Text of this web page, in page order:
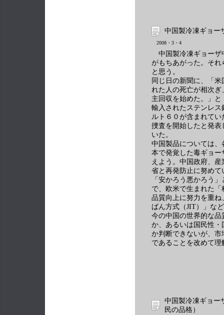
中国製冷凍ギョ
2008・3・4
中国製冷凍ギョーザ
がもちあがった。そ
と思う。
同じ日の新聞に、「
れた人の死亡が相次
主回収を始めた。」
輸入されたステンレ
ルト６０が含まれて
捜査を開始したと発
いた。
中国製品については
本で発覚した毒ギョ
えよう。中国政府、
省と再発防止に努め
「安かろう悪かろう
で、欧米で生まれた
品質向上に努力を重
ばん方式（JIT）」な
今の中国の世界的な
か、あるいは国民性
か判断できないが、
であることを改めて理
中国製冷凍ギョ
民の品格）